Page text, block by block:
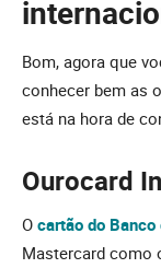
Bom, agora que
conhecer bem as
está na hora de
Ourocard
O cartão do Banco
Mastercard como